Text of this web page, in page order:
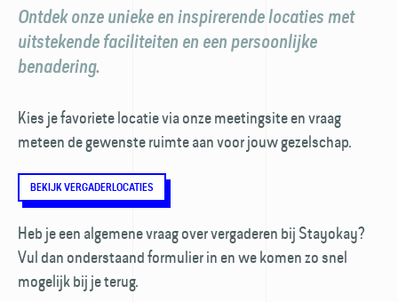
Ontdek onze unieke en inspirerende locaties met
uitstekende faciliteiten en een persoonlijke
benadering.
Kies je favoriete locatie via onze meetingsite en vraag
meteen de gewenste ruimte aan voor jouw gezelschap.
BEKIJK VERGADERLOCATIES
Heb je een algemene vraag over vergaderen bij Stayokay?
Vul dan onderstaand formulier in en we komen zo snel
mogelijk bij je terug.